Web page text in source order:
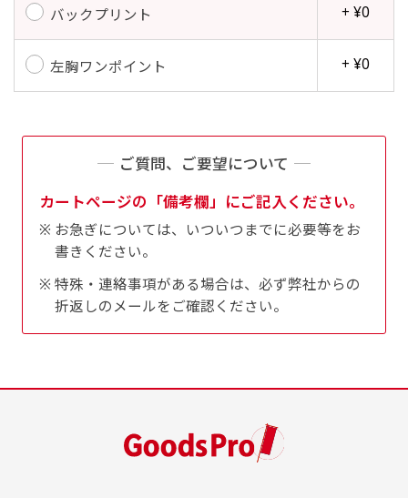
バックプリント + ¥0
左胸ワンポイント + ¥0
ご質問、ご要望について
カートページの「備考欄」にご記入ください。
お急ぎについては、いついつまでに必要等をお
書きください。
特殊・連絡事項がある場合は、必ず弊社からの
折返しのメールをご確認ください。